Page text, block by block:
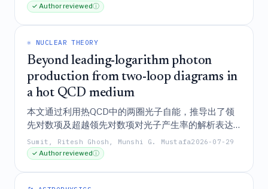
周期搜索技术，并可作为现代轨道拟合流水线有效的
✓ Author reviewedⓘ
⚛️ NUCLEAR THEORY
Beyond leading-logarithm photon
production from two-loop diagrams in
a hot QCD medium
本文通过利用热QCD中的两圈光子自能，推导出了领
先对数项及超越领先对数项对光子产生率的解析表达
式，并证实了其与动力学理论计算的一致性，从而研
究了夸克-胶子等离子体中的高能光子产生。
Sumit, Ritesh Ghosh, Munshi G. Mustafa2026-07-29
✓ Author reviewedⓘ